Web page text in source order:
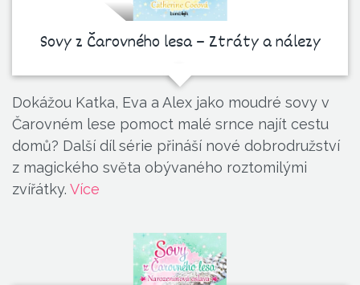
Sovy z Čarovného lesa – Ztráty a nálezy
Dokážou Katka, Eva a Alex jako moudré sovy v
Čarovném lese pomoct malé srnce najít cestu
domů? Další díl série přináší nové dobrodružství
z magického světa obývaného roztomilými
zvířátky. Více